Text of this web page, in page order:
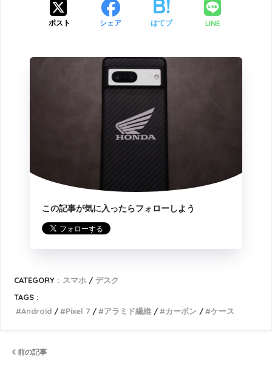
ポスト シェア はてブ LINE
この記事が気に入ったらフォローしよう
CATEGORY : スマホ
デスク
TAGS :
Android
Pixel 7 アラミド繊維 カーボン ケース
前の記事